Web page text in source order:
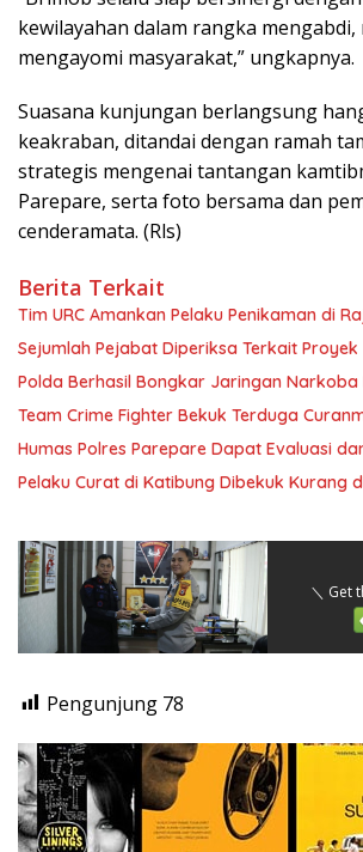
kewilayahan dalam rangka
mengayomi masyarakat,” ungkapnya.
Suasana kunjungan berlangsung
keakraban, ditandai dengan ramah
strategis mengenai tantangan
Parepare, serta foto bersama dan
cenderamata. (Rls)
Berita Terkait
Tim URC Amankan Pelaku Penikaman di
Sejumlah Pejabat Diperiksa Terkait
Polda Berhasil Bongkar Jaringan Narkoba
Team Crime Fighter Bekuk Terduga
Humas Polres Parepare Dapat Evaluasi
Pelaku Curat di Katibung Dibekuk Kurang
＼ Get
Pengunjung 78